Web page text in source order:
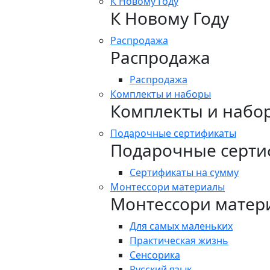
К Новому Году
Распродажа
Распродажа
Распродажа
Комплекты и наборы
Комплекты и
Подарочные сертификаты
Подарочные
Сертификаты на сумму
Монтессори материалы
Монтессори
Для самых маленьких
Практическая жизнь
Сенсорика